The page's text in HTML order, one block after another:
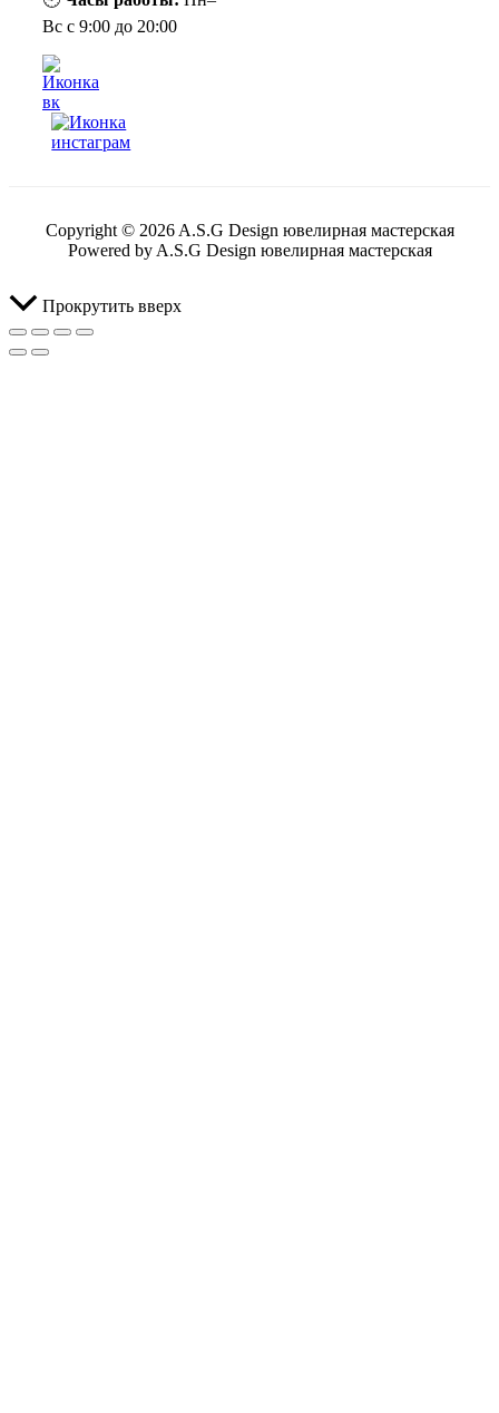
Вс с 9:00 до 20:00
Copyright © 2026 A.S.G Design ювелирная мастерская
Powered by A.S.G Design ювелирная мастерская
Прокрутить вверх